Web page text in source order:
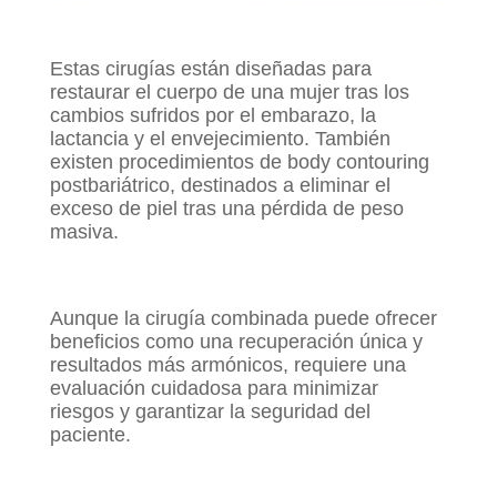
Estas cirugías están diseñadas para
restaurar el cuerpo de una mujer tras los
cambios sufridos por el embarazo, la
lactancia y el envejecimiento. También
existen procedimientos de body contouring
postbariátrico, destinados a eliminar el
exceso de piel tras una pérdida de peso
masiva.
Aunque la cirugía combinada puede ofrecer
beneficios como una recuperación única y
resultados más armónicos, requiere una
evaluación cuidadosa para minimizar
riesgos y garantizar la seguridad del
paciente.